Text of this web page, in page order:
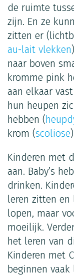
de ruimte
zijn. En ze
zitten er
au-lait vlekken
naar boven
kromme pink
aan elkaar
hun heupen
hebben (
krom (scoliose
Kinderen met
aan. Baby’s
drinken.
leren zitten en
lopen, maar
moeilijk.
het leren van
Kinderen met
beginnen